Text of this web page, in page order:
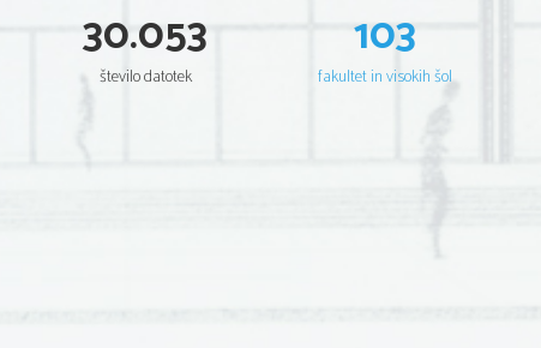
30.053
število datotek
103
fakultet in visokih šol